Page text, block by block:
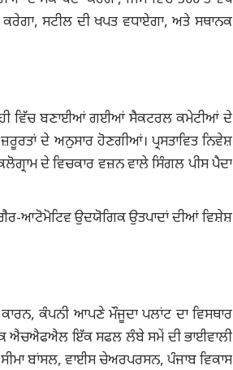
ਸਟੀਲ ਦੀ ਖਪਤ ਵਧਾਏਗਾ, ਅਤੇ ਸਥਾਨਕ
ਹੀ ਵਿੱਚ ਬਣਾਈਆਂ ਗਈਆਂ ਸੈਕਟਰਲ ਕਮੇਟੀਆਂ ਦੇ
ਦੇ ਅਨੁਸਾਰ ਹੋਣਗੀਆਂ। ਪ੍ਰਸਤਾਵਿਤ ਨਿਵੇਸ਼
ਦੇ ਵਿਚਕਾਰ ਵਜ਼ਨ ਵਾਲੇ ਸਿੰਗਲ ਪੀਸ ਪੈਦਾ
ਆਟੋਮੋਟਿਵ ਉਦਯੋਗਿਕ ਉਤਪਾਦਾਂ ਦੀਆਂ ਵਿਸ਼ੇਸ਼
ਕੰਪਨੀ ਆਪਣੇ ਮੌਜੂਦਾ ਪਲਾਂਟ ਦਾ ਵਿਸਥਾਰ
ਕਿ ਐਚਐਫਐਲ ਇੱਕ ਸਫਲ ਲੰਬੇ ਸਮੇਂ ਦੀ ਭਾਈਵਾਲੀ
ਬਾਂਸਲ, ਵਾਈਸ ਚੇਅਰਪਰਸਨ, ਪੰਜਾਬ ਵਿਕਾਸ